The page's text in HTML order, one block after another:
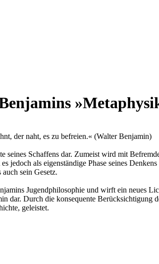
der naht, es zu befreien.« (Walter Benjamin)
Schaffens dar. Zumeist wird mit
jedoch als eigenständige Phase seines
sein Gesetz.
Jugendphilosophie und wirft ein neues
dar. Durch die konsequente
geleistet.